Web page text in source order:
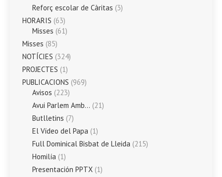
Reforç escolar de Càritas (3)
HORARIS (63)
Misses (61)
Misses (85)
NOTÍCIES (324)
PROJECTES (1)
PUBLICACIONS (969)
Avisos (223)
Avui Parlem Amb… (21)
Butlletins (7)
El Vídeo del Papa (1)
Full Dominical Bisbat de Lleida (215)
Homilía (1)
Presentación PPTX (1)